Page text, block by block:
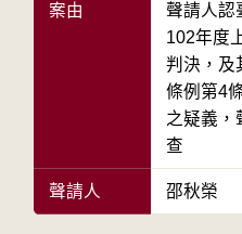
案由
聲請人認
102年度
判決，及
條例第4
之疑義，
查
聲請人 邵秋榮